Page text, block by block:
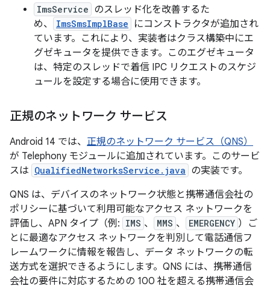
ImsService のスレッド化を改善するた
め、
ImsSmsImplBase
にコンストラクタが追加され
ています。これにより、実装者はクラス構築中にエ
グゼキュータを提供できます。このエグゼキュータ
は、特定のスレッドで着信 IPC リクエストのスケジ
ュールを設定する場合に使用できます。
正規のネットワーク サービス
Android 14 では、 正規のネットワーク サービス（QNS）
が Telephony モジュールに追加されています。このサービ
スは QualifiedNetworksService.java の実装です。
QNS は、デバイスのネットワーク状態と携帯通信会社の
ポリシーに基づいて利用可能なアクセス ネットワークを
評価し、APN タイプ（例: IMS 、 MMS 、 EMERGENCY ）ご
とに最適なアクセス ネットワークを判別して電話通信フ
レームワークに情報を報告し、データ ネットワークの転
送方式を選択できるようにします。QNS には、携帯通信
会社の要件に対応するための 100 社を超える携帯通信会